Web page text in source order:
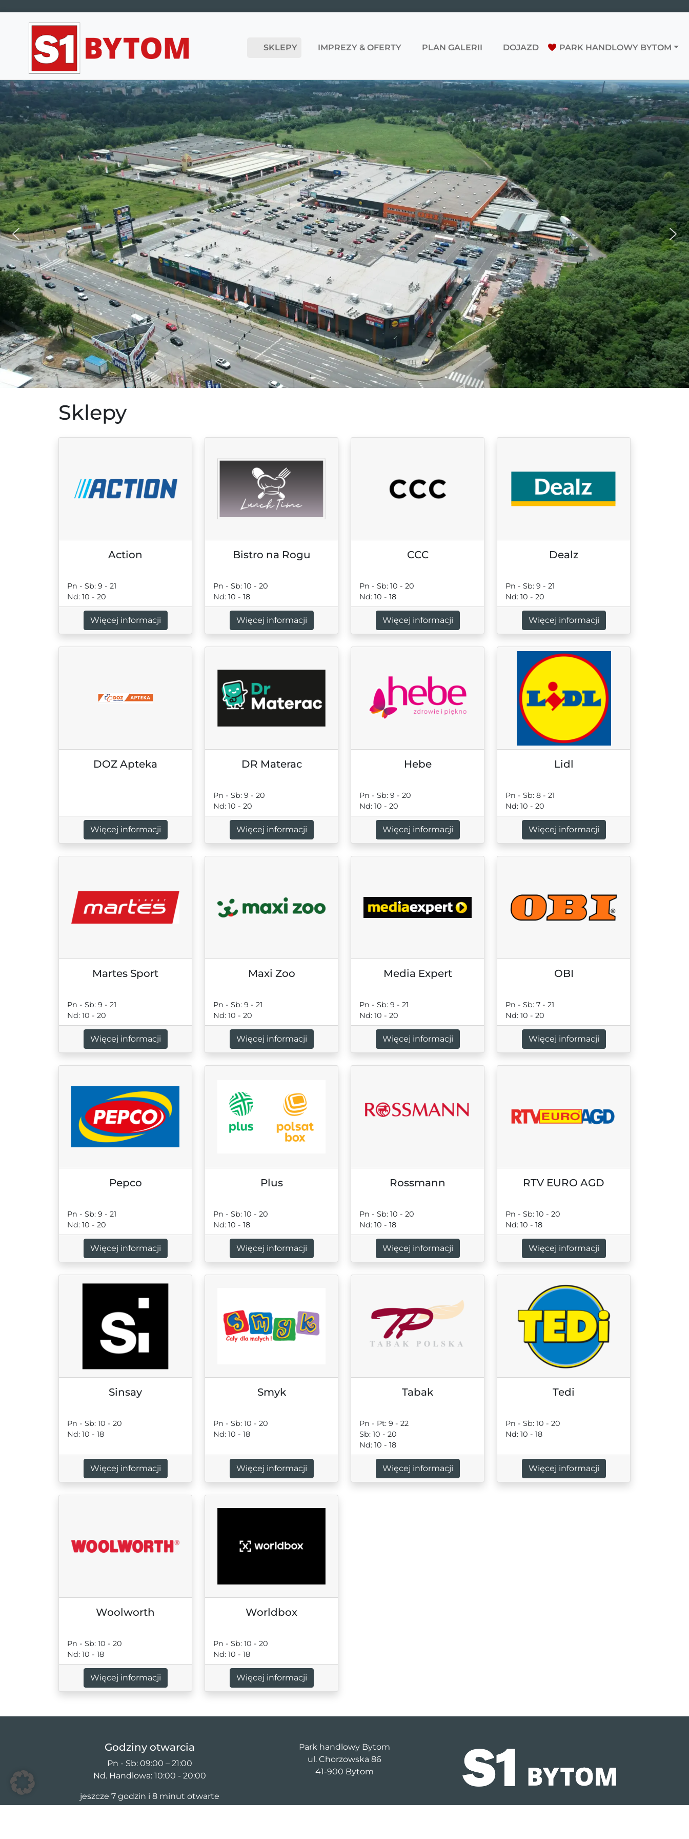
Main Navigation SKLEPY IMPREZY & OFERTY PLAN GALERII DOJAZD PARK HANDLOWY BYTOM
Sklepy
Action
Pn - Sb: 9 - 21
Nd: 10 - 20
Więcej informacji
Bistro na Rogu
Pn - Sb: 10 - 20
Nd: 10 - 18
Więcej informacji
CCC
Pn - Sb: 10 - 20
Nd: 10 - 18
Więcej informacji
Dealz
Pn - Sb: 9 - 21
Nd: 10 - 20
Więcej informacji
DOZ Apteka
Więcej informacji
DR Materac
Pn - Sb: 9 - 20
Nd: 10 - 20
Więcej informacji
Hebe
Pn - Sb: 9 - 20
Nd: 10 - 20
Więcej informacji
Lidl
Pn - Sb: 8 - 21
Nd: 10 - 20
Więcej informacji
Martes Sport
Pn - Sb: 9 - 21
Nd: 10 - 20
Więcej informacji
Maxi Zoo
Pn - Sb: 9 - 21
Nd: 10 - 20
Więcej informacji
Media Expert
Pn - Sb: 9 - 21
Nd: 10 - 20
Więcej informacji
OBI
Pn - Sb: 7 - 21
Nd: 10 - 20
Więcej informacji
Pepco
Pn - Sb: 9 - 21
Nd: 10 - 20
Więcej informacji
Plus
Pn - Sb: 10 - 20
Nd: 10 - 18
Więcej informacji
Rossmann
Pn - Sb: 10 - 20
Nd: 10 - 18
Więcej informacji
RTV EURO AGD
Pn - Sb: 10 - 20
Nd: 10 - 18
Więcej informacji
Sinsay
Pn - Sb: 10 - 20
Nd: 10 - 18
Więcej informacji
Smyk
Pn - Sb: 10 - 20
Nd: 10 - 18
Więcej informacji
Tabak
Pn - Pt: 9 - 22
Sb: 10 - 20
Nd: 10 - 18
Więcej informacji
Tedi
Pn - Sb: 10 - 20
Nd: 10 - 18
Więcej informacji
Woolworth
Pn - Sb: 10 - 20
Nd: 10 - 18
Więcej informacji
Worldbox
Pn - Sb: 10 - 20
Nd: 10 - 18
Więcej informacji
Godziny otwarcia
Pn - Sb: 09:00 – 21:00
Nd. Handlowa: 10:00 - 20:00
jeszcze 7 godzin i 8 minut otwarte
Park handlowy Bytom
ul. Chorzowska 86
41-900 Bytom